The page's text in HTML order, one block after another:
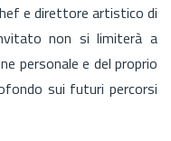
e direttore artistico di
non si limiterà a
personale e del proprio
sui futuri percorsi